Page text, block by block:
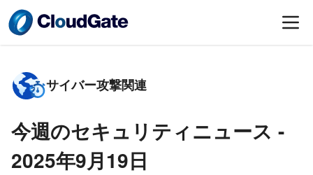
サイバー攻撃関連
今週のセキュリティニュース -
2025年9月19日